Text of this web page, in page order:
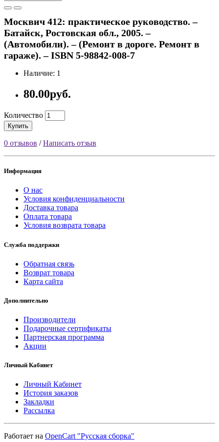
Москвич 412: практическое руководство. –
Батайск, Ростовская обл., 2005. –
(Автомобили). – (Ремонт в дороге. Ремонт в
гараже). – ISBN 5-98842-008-7
Наличие: 1
80.00руб.
Количество
Купить
0 отзывов /Написать отзыв
Информация
О нас
Условия конфиденциальности
Доставка товара
Оплата товара
Условия возврата товара
Служба поддержки
Обратная связь
Возврат товара
Карта сайта
Дополнительно
Производители
Подарочные сертификаты
Партнерская программа
Акции
Личный Кабинет
Личный Кабинет
История заказов
Закладки
Рассылка
Работает на OpenCart "Русская сборка"